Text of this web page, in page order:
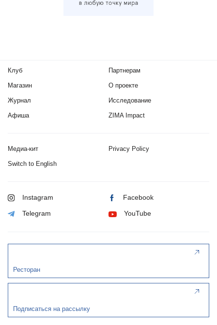
Клуб
Магазин
Журнал
Афиша
Партнерам
О проекте
Исследование
ZIMA Impact
Медиа-кит Privacy Policy
Switch to English
Instagram Facebook
Telegram YouTube
Ресторан
Подписаться на рассылку